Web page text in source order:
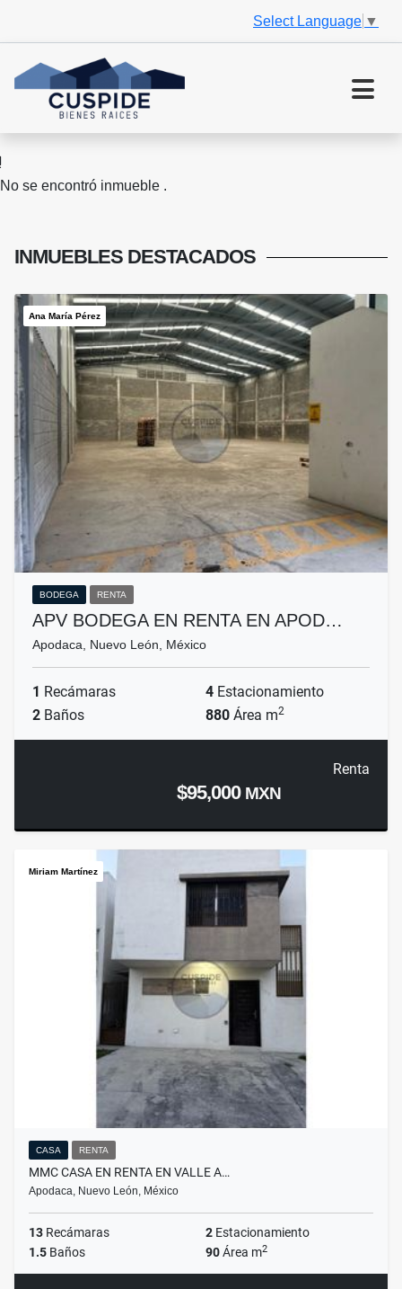
Select Language ▼
No se encontró inmueble .
INMUEBLES DESTACADOS
Ana María Pérez
BODEGA RENTA
APV BODEGA EN RENTA EN APOD…
Apodaca, Nuevo León, México
1 Recámaras 4 Estacionamiento
2 Baños 880 Área m2
Renta
$95,000 MXN
Miriam Martínez
CASA RENTA
MMC CASA EN RENTA EN VALLE A…
Apodaca, Nuevo León, México
13 Recámaras 2 Estacionamiento
1.5 Baños 90Área m2